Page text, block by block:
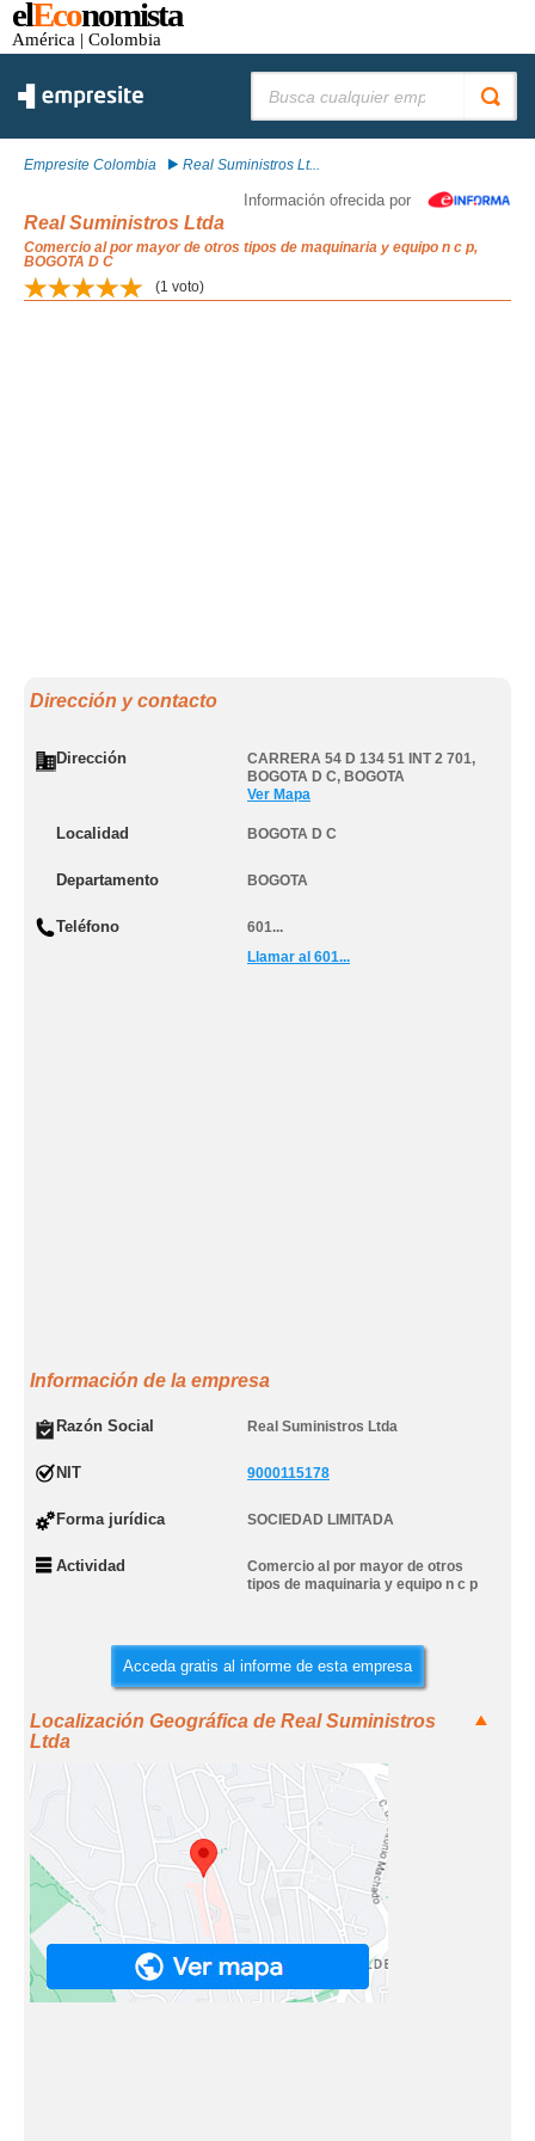
elEconomista
América | Colombia
Empresite Colombia Real Suministros Lt...
Información ofrecida por
Real Suministros Ltda
Comercio al por mayor de otros tipos de maquinaria y equipo n c p,
BOGOTA D C
(1 voto)
Dirección y contacto
Dirección CARRERA 54 D 134 51 INT 2 701,
BOGOTA D C, BOGOTA
Ver Mapa
Localidad BOGOTA D C
Departamento BOGOTA
Teléfono
601...
Llamar al 601...
Información de la empresa
Razón Social Real Suministros Ltda
NIT 9000115178
Forma jurídica SOCIEDAD LIMITADA
Actividad
Comercio al por mayor de otros
tipos de maquinaria y equipo n c p
Acceda gratis al informe de esta empresa
Localización Geográfica de Real Suministros
Ltda